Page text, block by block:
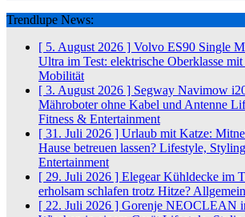
Trendlupe News:
[ 5. August 2026 ] Volvo ES90 Single
Ultra im Test: elektrische Oberklasse
Mobilität
[ 3. August 2026 ] Segway Navimow
Mähroboter ohne Kabel und Antenne
Fitness & Entertainment
[ 31. Juli 2026 ] Urlaub mit Katze:
Hause betreuen lassen? Lifestyle,
Entertainment
[ 29. Juli 2026 ] Elegear Kühldecke im
erholsam schlafen trotz Hitze? Allgemein
[ 22. Juli 2026 ] Gorenje NEOCLEAN